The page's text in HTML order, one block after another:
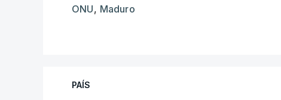
ONU, Maduro
PAÍS